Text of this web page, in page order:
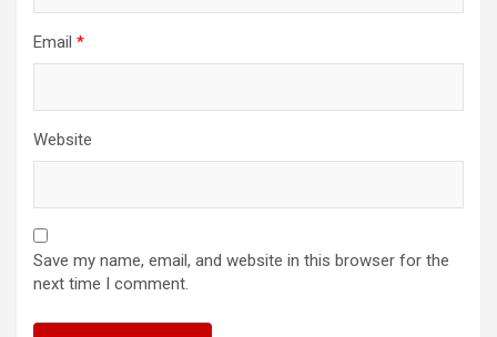
Email *
Website
Save my name, email, and website in this browser for the
next time I comment.